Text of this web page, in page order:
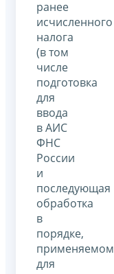
ранее
исчисленного
налога
(в том
числе
подготовка
для
ввода
в АИС
ФНС
России
и
последующая
обработка
в
порядке,
применяемом
для